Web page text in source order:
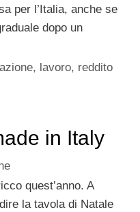
per l’Italia, anche se
dopo un
, lavoro, reddito
in Italy
quest’anno. A
la tavola di Natale